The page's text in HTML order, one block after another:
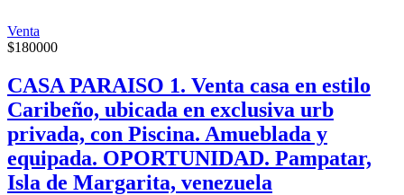
Venta
$180000
CASA PARAISO 1. Venta casa en estilo
Caribeño, ubicada en exclusiva urb
privada, con Piscina. Amueblada y
equipada. OPORTUNIDAD. Pampatar,
Isla de Margarita, venezuela